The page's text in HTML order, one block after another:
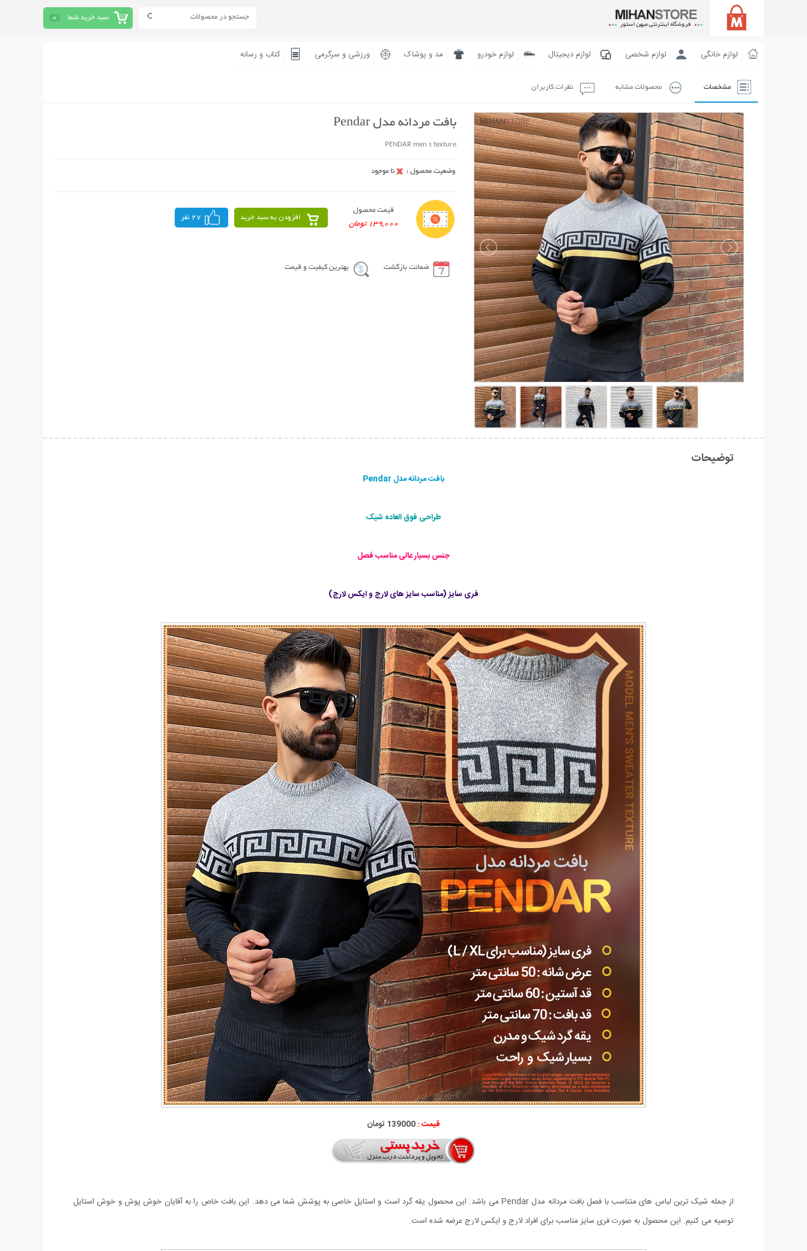
سبد خرید شما 0
لوازم خانگی لوازم شخصی لوازم دیجیتال لوازم خودرو مد و پوشاک ورزشی و سرگرمی کتاب و رسانه
مشخصات محصولات مشابه نظرات کاربران
بافت مردانه مدل Pendar
PENDAR men s texture
قیمت محصول
139,000 تومان
افزودن به سبد خرید 27 نفر
ضمانت بازگشت بهترین کیفیت و قیمت
توضیحات
بافت مردانه مدل Pendar
طراحی فوق العاده شیک
جنس بسیار عالی مناسب فصل
فری سایز (مناسب سایز های لارج و ایکس لارج)
قیمت :139000 تومان
از جمله شیک ترین لباس های متناسب با فصل بافت مردانه مدل Pendar می باشد. این محصول یقه گرد است و استایل خاصی به پوشش شما می دهد.
این بافت خاص را به آقایان خوش پوش و خوش استایل
توصیه می کنیم. این محصول به صورت فری سایز مناسب برای افراد لارج و ایکس لارج عرضه شده است.